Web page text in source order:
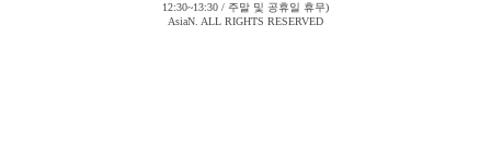
12:30~13:30 / 주말 및 공휴일 휴무)
AsiaN. ALL RIGHTS RESERVED